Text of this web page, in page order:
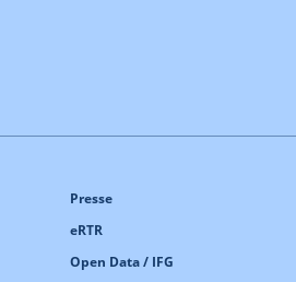
Presse
eRTR
Open Data / IFG